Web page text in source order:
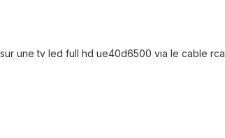
une tv led full hd ue40d6500 via le cable